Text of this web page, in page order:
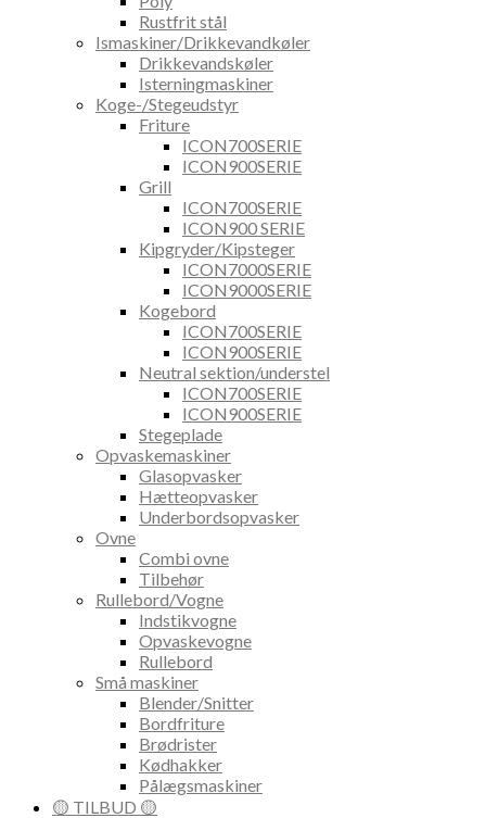
Rustfrit stål
Ismaskiner/Drikkevandkøler
Drikkevandskøler
Isterningmaskiner
Koge-/Stegeudstyr
Friture
ICON700SERIE
ICON900SERIE
Grill
ICON700SERIE
ICON900 SERIE
Kipgryder/Kipsteger
ICON7000SERIE
ICON9000SERIE
Kogebord
ICON700SERIE
ICON900SERIE
Neutral sektion/understel
ICON700SERIE
ICON900SERIE
Stegeplade
Opvaskemaskiner
Glasopvasker
Hætteopvasker
Underbordsopvasker
Ovne
Combi ovne
Tilbehør
Rullebord/Vogne
Indstikvogne
Opvaskevogne
Rullebord
Små maskiner
Blender/Snitter
Bordfriture
Brødrister
Kødhakker
Pålægsmaskiner
🟡 TILBUD 🟡